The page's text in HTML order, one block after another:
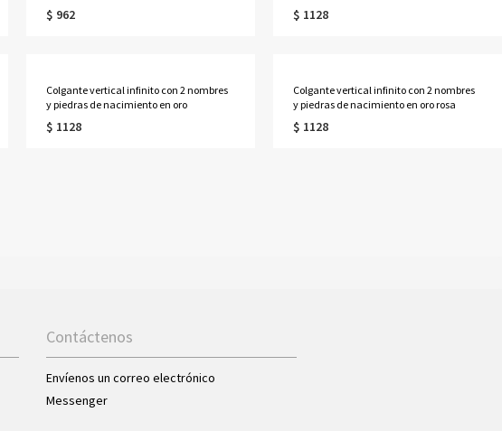
$ 962 $ 1128
Colgante vertical infinito con 2 nombres
y piedras de nacimiento en oro
$ 1128
Colgante vertical infinito con 2 nombres
y piedras de nacimiento en oro rosa
$ 1128
Contáctenos
Envíenos un correo electrónico
Messenger